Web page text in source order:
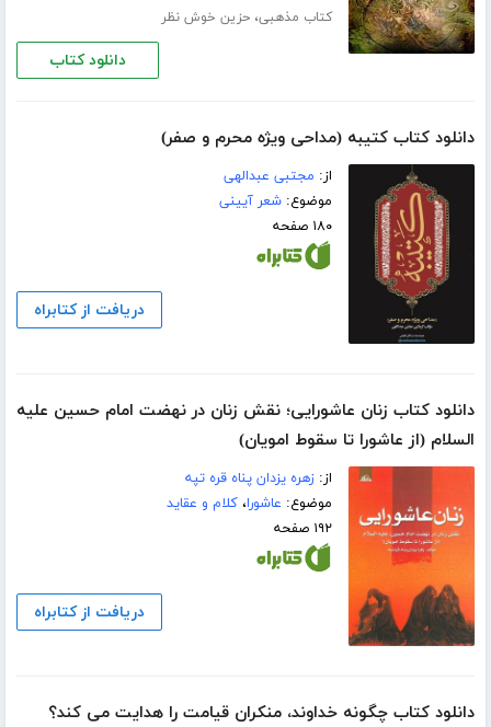
کتاب مذهبی،حزین خوش نظر
دانلود کتاب
دانلود کتاب کتیبه (مداحی ویژه محرم و صفر)
از: مجتبی عبدالهی
موضوع:شعر آیینی
۱۸۰ صفحه
دریافت از کتابراه
دانلود کتاب زنان عاشورایی؛ نقش زنان در نهضت امام حسین علیه
السلام (از عاشورا تا سقوط امویان)
از:زهره یزدان پناه قره تپه
موضوع: عاشورا،کلام و عقاید
۱۹۲ صفحه
دریافت از کتابراه
دانلود کتاب چگونه خداوند، منکران قیامت را هدایت می کند؟